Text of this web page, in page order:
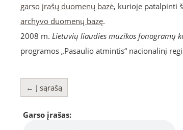
garso įrašų duomenų bazė, kurioje patalpinti
archyvo duomenų bazę.
2008 m. Lietuvių liaudies muzikos fonogramų
programos „Pasaulio atmintis“ nacionalinį
← Į sąrašą
Garso įrašas: